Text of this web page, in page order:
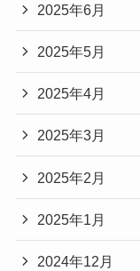
2025年6月
2025年5月
2025年4月
2025年3月
2025年2月
2025年1月
2024年12月